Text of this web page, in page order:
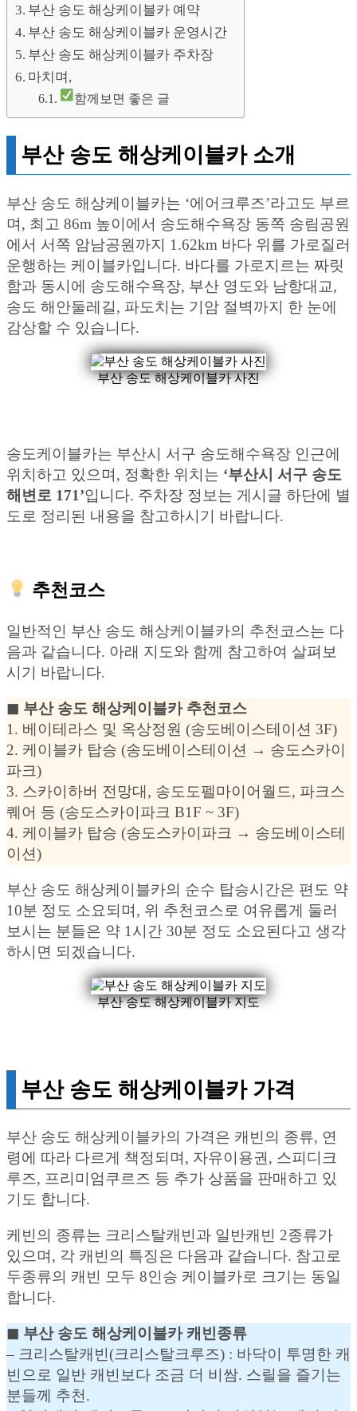
부산 송도 해상케이블카 예약
부산 송도 해상케이블카 운영시간
부산 송도 해상케이블카 주차장
마치며,
함께보면 좋은 글
부산 송도 해상케이블카 소개
부산 송도 해상케이블카는 ‘에어크루즈’라고도 부르
며, 최고 86m 높이에서 송도해수욕장 동쪽 송림공원
에서 서쪽 암남공원까지 1.62km 바다 위를 가로질러
운행하는 케이블카입니다. 바다를 가로지르는 짜릿
함과 동시에 송도해수욕장, 부산 영도와 남항대교,
송도 해안둘레길, 파도치는 기암 절벽까지 한 눈에
감상할 수 있습니다.
부산 송도 해상케이블카 사진
송도케이블카는 부산시 서구 송도해수욕장 인근에
위치하고 있으며, 정확한 위치는 ‘부산시 서구 송도
해변로 171’입니다. 주차장 정보는 게시글 하단에 별
도로 정리된 내용을 참고하시기 바랍니다.
추천코스
일반적인 부산 송도 해상케이블카의 추천코스는 다
음과 같습니다. 아래 지도와 함께 참고하여 살펴보
시기 바랍니다.
◼︎ 부산 송도 해상케이블카 추천코스
1. 베이테라스 및 옥상정원 (송도베이스테이션 3F)
2. 케이블카 탑승 (송도베이스테이션 → 송도스카이
파크)
3. 스카이하버 전망대, 송도도펠마이어월드, 파크스
퀘어 등 (송도스카이파크 B1F ~ 3F)
4. 케이블카 탑승 (송도스카이파크 → 송도베이스테
이션)
부산 송도 해상케이블카의 순수 탑승시간은 편도 약
10분 정도 소요되며, 위 추천코스로 여유롭게 둘러
보시는 분들은 약 1시간 30분 정도 소요된다고 생각
하시면 되겠습니다.
부산 송도 해상케이블카 지도
부산 송도 해상케이블카 가격
부산 송도 해상케이블카의 가격은 캐빈의 종류, 연
령에 따라 다르게 책정되며, 자유이용권, 스피디크
루즈, 프리미엄쿠르즈 등 추가 상품을 판매하고 있
기도 합니다.
케빈의 종류는 크리스탈캐빈과 일반캐빈 2종류가
있으며, 각 캐빈의 특징은 다음과 같습니다. 참고로
두종류의 캐빈 모두 8인승 케이블카로 크기는 동일
합니다.
◼︎ 부산 송도 해상케이블카 캐빈종류
– 크리스탈캐빈(크리스탈크루즈) : 바닥이 투명한 캐
빈으로 일반 캐빈보다 조금 더 비쌈. 스릴을 즐기는
분들께 추천.